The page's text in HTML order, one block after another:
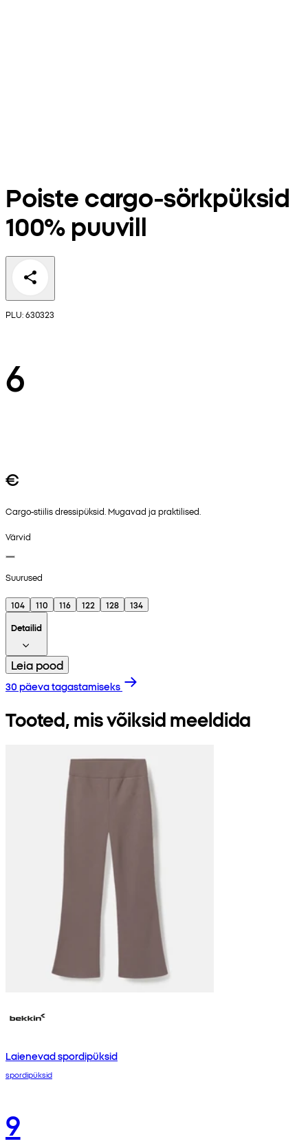
Poiste cargo-sörkpüksid
100% puuvill
PLU: 630323
6
€
Cargo-stiilis dressipüksid. Mugavad ja praktilised.
Värvid
Suurused
104 110 116 122 128
134
Detailid
Leia pood
30 päeva tagastamiseks
Tooted, mis võiksid meeldida
Laienevad spordipüksid
spordipüksid
9